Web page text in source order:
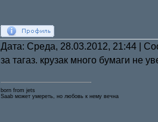
Дата: Среда, 28.03.2012, 21:44 |
за тагаз. крузак много бумаги не
born from jets
Saab может умереть, но любовь к нему вечна